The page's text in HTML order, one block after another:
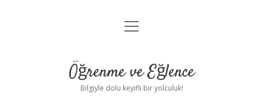
Anasayfa
Yasal Uyarı
menüyü
Öğrenme ve Eğlence
Bilgiyle dolu keyifli bir yolculuk!